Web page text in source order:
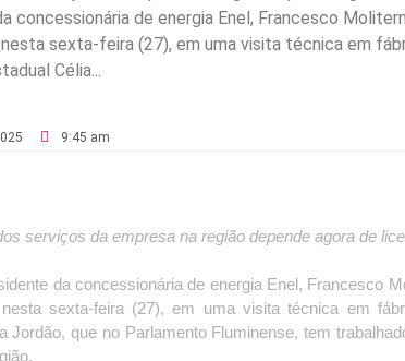
concessionária de energia Enel, Francesco
sexta-feira (27), em uma visita técnica em
Célia...
9:45 am
serviços da empresa na região depende agora de
da concessionária de energia Enel, Francesco
sexta-feira (27), em uma visita técnica em
Jordão, que no Parlamento Fluminense, tem